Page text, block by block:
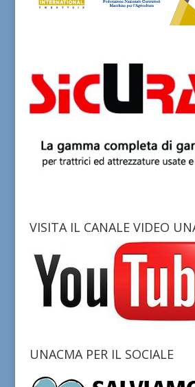
VISITA IL CANALE VIDEO
UNACMA PER IL SOCIALE